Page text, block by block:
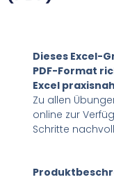
Dieses Excel-
PDF-Format
Excel
Zu allen
online zur
Schritte